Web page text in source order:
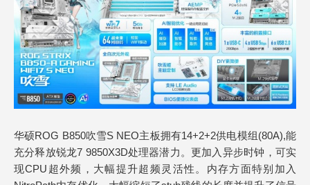
华硕ROG B850吹雪S NEO主板拥有14+2+2供电模组(80A),能
充分释放锐龙7 9850X3D处理器潜力。更加入异步时钟，可实
现CPU超外频，大幅提升超频灵活性。内存方面特别加入